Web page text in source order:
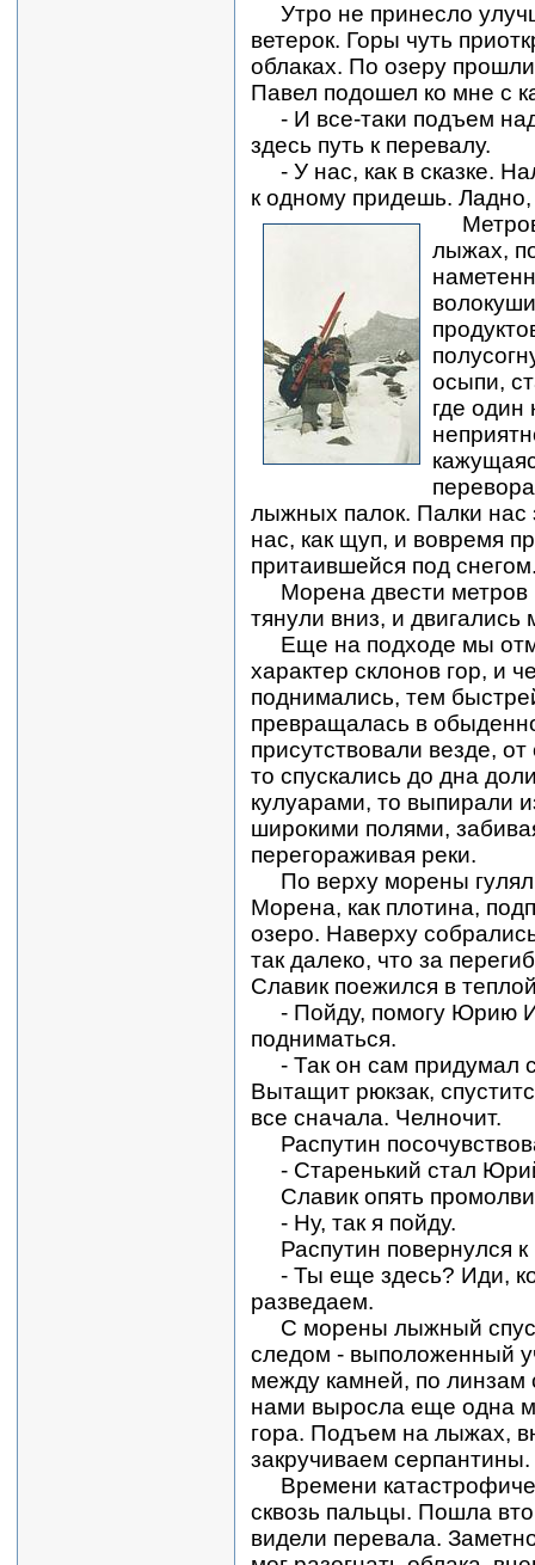
Утро не принесло
ветерок. Горы чуть
облаках. По озеру
Павел подошел ко мне с
- И все-таки подъем
здесь путь к перевалу.
- У нас, как в сказке.
к одному придешь.
лыжах,
осыпи,
где
лыжных палок. Палки нас
нас, как щуп, и вовремя
притаившейся под
Морена двести метров
тянули вниз, и
Еще на подходе мы
характер склонов гор, и
поднимались, тем
превращалась в
присутствовали везде,
то спускались до дна
кулуарами, то выпирали
широкими полями,
перегораживая реки.
По верху морены гулял
Морена, как плотина,
озеро. Наверху
так далеко, что за
Славик поежился в
- Пойду, помогу Юрию
подниматься.
- Так он сам придумал
Вытащит рюкзак,
все сначала. Челночит.
Распутин
- Старенький стал
Славик опять
- Ну, так я пойду.
Распутин повернулся
- Ты еще здесь? Иди,
разведаем.
С морены лыжный
следом - выположенный
между камней, по линзам
нами выросла еще одна
гора. Подъем на лыжах,
закручиваем серпантины.
Времени
сквозь пальцы. Пошла
видели перевала.